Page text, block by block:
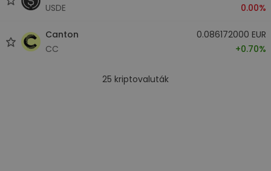
USDE
0.00%
Canton
CC
0.086172000 EUR
+0.70%
25 kriptovaluták